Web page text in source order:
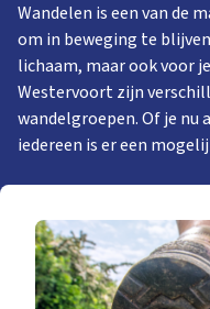
Wandelen is een van de
om in beweging te
lichaam, maar ook voor
Westervoort zijn
wandelgroepen. Of je nu
iedereen is er een